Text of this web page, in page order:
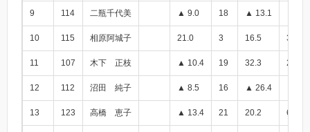
9 114 二瓶千代美 ▲ 9.0 18 ▲ 13.1
10 115 相原阿城子 21.0 3 16.5 37.5
11 107 木下 正枝 ▲ 10.4 19 32.3 21.9
12 112 沼田 純子 ▲ 8.5 16 ▲ 26.4
13 123 高橋 恵子 ▲ 13.4 21 20.2 6.8